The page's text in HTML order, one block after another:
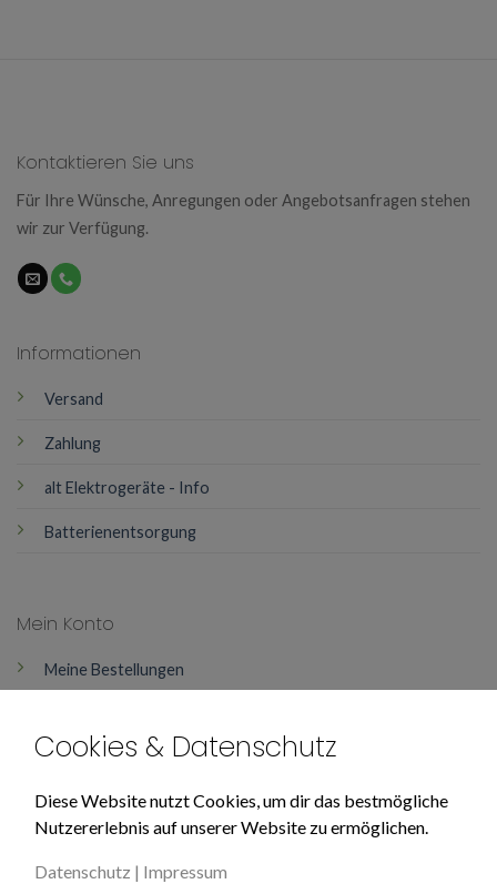
Kontaktieren Sie uns
Für Ihre Wünsche, Anregungen oder Angebotsanfragen stehen
wir zur Verfügung.
Mein Konto
Meine Bestellungen
Über Uns
Impressum
Informationen
Versand
Zahlung
alt Elektrogeräte - Info
Batterienentsorgung
Cookies & Datenschutz
Diese Website nutzt Cookies, um dir das bestmögliche
Nutzererlebnis auf unserer Website zu ermöglichen.
Datenschutz | Impressum